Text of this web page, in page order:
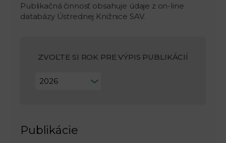
Publikačná činnosť obsahuje údaje z on-line
databázy Ústrednej Knižnice SAV.
ZVOĽTE SI ROK PRE VÝPIS PUBLIKÁCIÍ
Publikácie